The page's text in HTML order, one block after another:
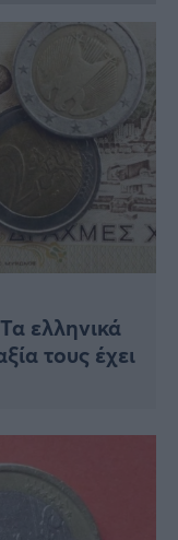
ελληνικά
τους έχει